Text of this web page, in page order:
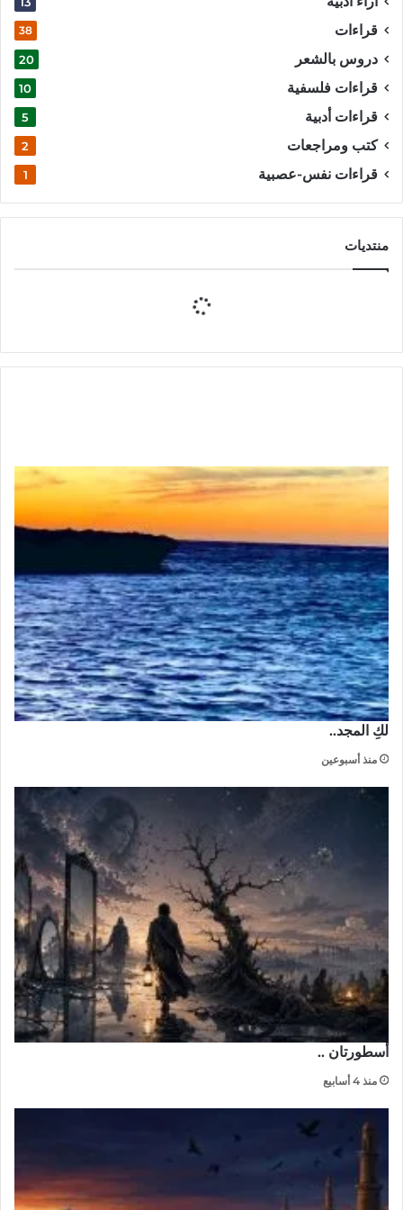
قراءات 38
دروس بالشعر 20
قراءات فلسفية 10
قراءات أدبية 5
كتب ومراجعات 2
قراءات نفس-عصبية 1
منتديات
لكِ المجد..
منذ أسبوعين
أسطورتان ..
منذ 4 أسابيع